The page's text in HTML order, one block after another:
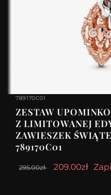
789170C01
ZESTAW
Z LIMITOWANEJ
ZAWIESZEK
789170C01
295.00zł 209.00zł